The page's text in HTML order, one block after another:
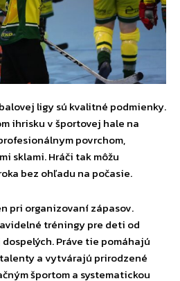
ligy sú kvalitné podmienky.
ihrisku v športovej hale na
povrchom,
sklami. Hráči tak môžu
bez ohľadu na počasie.
pri organizovaní zápasov.
tréningy pre deti od
Práve tie pomáhajú
a vytvárajú prirodzené
športom a systematickou